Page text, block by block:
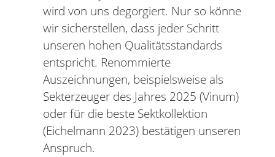
wird von uns degorgiert. Nur so können
wir sicherstellen, dass jeder Schritt
unseren hohen Qualitätsstandards
entspricht. Renommierte
Auszeichnungen, beispielsweise als
Sekterzeuger des Jahres 2025 (Vinum)
oder für die beste Sektkollektion
(Eichelmann 2023) bestätigen unseren
Anspruch.